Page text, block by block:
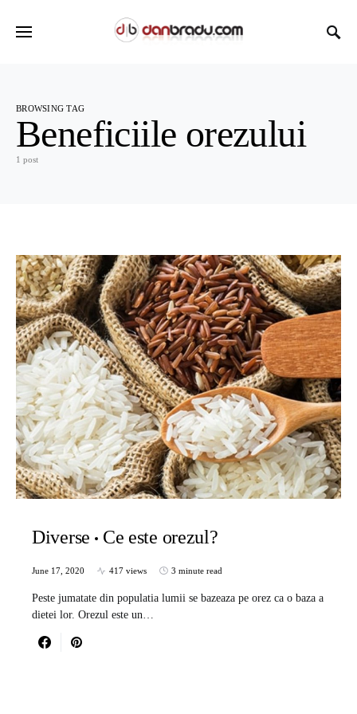
BROWSING TAG
Beneficiile orezului
1 post
Diverse Ce este orezul?
June 17, 2020 417 views 3 minute read
Peste jumatate din populatia lumii se bazeaza pe orez ca o baza a
dietei lor. Orezul este un…